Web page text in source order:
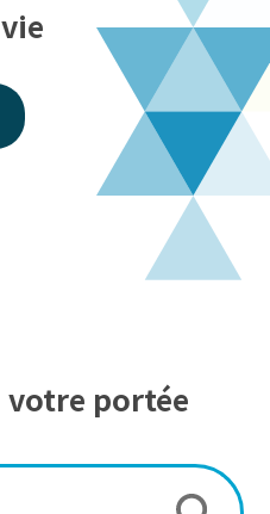
votre portée